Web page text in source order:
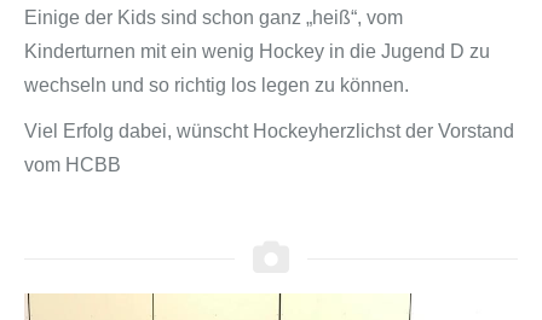
Einige der Kids sind schon ganz „heiß“, vom
Kinderturnen mit ein wenig Hockey in die Jugend D zu
wechseln und so richtig los legen zu können.
Viel Erfolg dabei, wünscht Hockeyherzlichst der Vorstand
vom HCBB